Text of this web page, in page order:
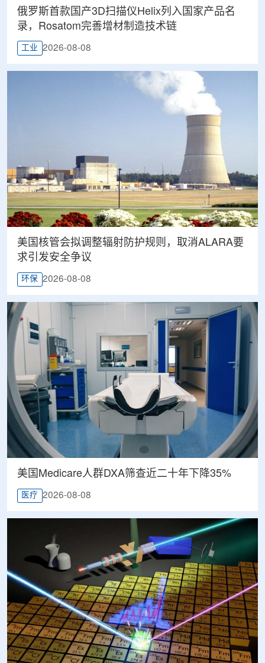
俄罗斯首款国产3D扫描仪Helix列入国家产品名
录，Rosatom完善增材制造技术链
工业 2026-08-08
美国核管会拟调整辐射防护规则，取消ALARA要
求引发安全争议
环保 2026-08-08
美国Medicare人群DXA筛查近二十年下降35%
医疗 2026-08-08